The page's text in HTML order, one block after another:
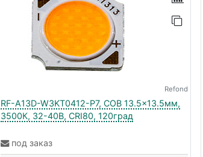
Refond
RF-A13D-W3KT0412-P7, COB 13.5x13.5мм,
3500К, 32-40В, CRI80, 120град
под заказ